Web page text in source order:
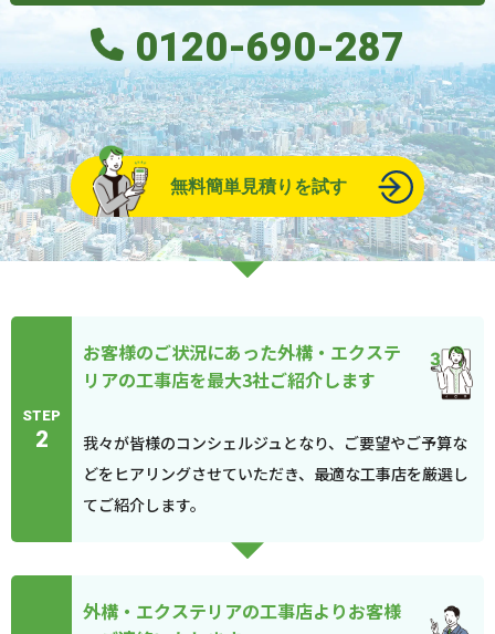
0120-690-287
無料簡単見積りを試す
STEP
2
お客様のご状況にあった外構・エクステ
リアの工事店を最大3社ご紹介します
我々が皆様のコンシェルジュとなり、ご要望やご予算な
どをヒアリングさせていただき、最適な工事店を厳選し
てご紹介します。
外構・エクステリアの工事店よりお客様